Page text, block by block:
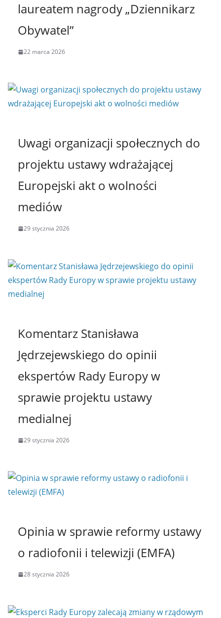
laureatem nagrody „Dziennikarz
Obywatel”
22 marca 2026
Uwagi organizacji społecznych do
projektu ustawy wdrażającej
Europejski akt o wolności
mediów
29 stycznia 2026
Komentarz Stanisława
Jędrzejewskiego do opinii
ekspertów Rady Europy w
sprawie projektu ustawy
medialnej
29 stycznia 2026
Opinia w sprawie reformy ustawy
o radiofonii i telewizji (EMFA)
28 stycznia 2026